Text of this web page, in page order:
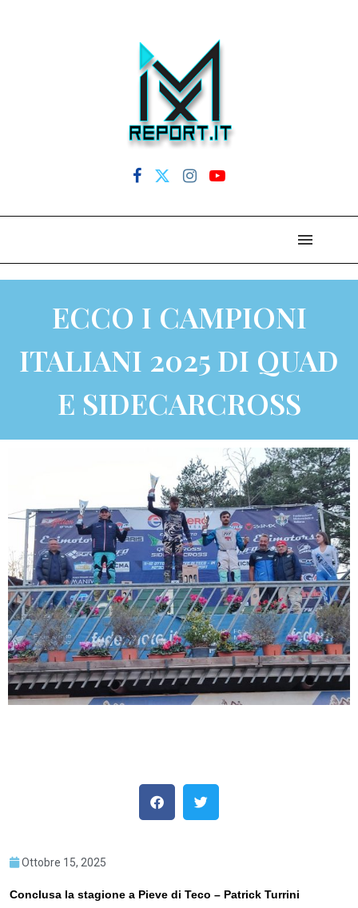
ECCO I CAMPIONI
ITALIANI 2025 DI QUAD
E SIDECARCROSS
Ottobre 15, 2025
Conclusa la stagione a Pieve di Teco – Patrick Turrini